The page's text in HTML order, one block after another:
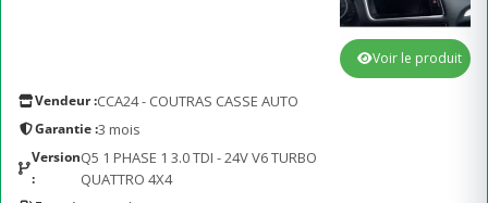
Vendeur :CCA24 - COUTRAS CASSE AUTO
Garantie :3 mois
Version
:
Q5 1 PHASE 1 3.0 TDI - 24V V6 TURBO
QUATTRO 4X4
Voir le produit